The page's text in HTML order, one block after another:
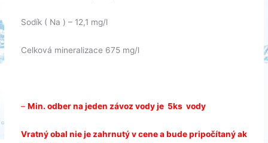
Sodík ( Na ) – 12,1 mg/l
Celková mineralizace 675 mg/l
– Min. odber na jeden závoz vody je 5ks vody
Vratný obal nie je zahrnutý v cene a bude pripočítaný ak